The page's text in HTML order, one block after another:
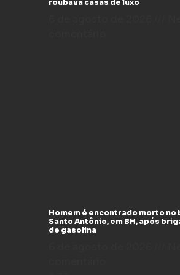
roubava casas de luxo
Homem é encontrado morto no
Santo Antônio, em BH, após
de gasolina